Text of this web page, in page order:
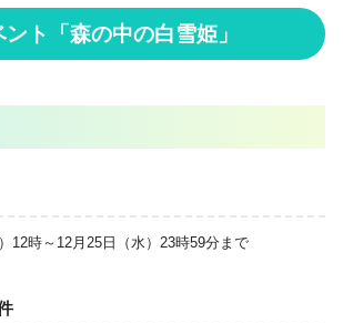
ト「森の中の白雪姫」
12時～12月25日（水）23時59分まで